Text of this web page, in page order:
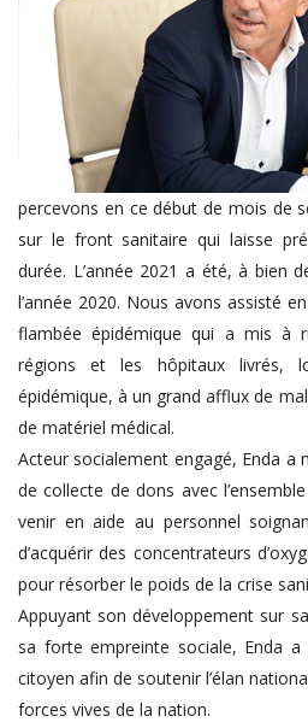
percevons en ce début de mois de
sur le front sanitaire qui laisse
durée. L’année 2021 a été, à bien
l’année 2020. Nous avons assisté
flambée épidémique qui a mis à
régions et les hôpitaux livrés,
épidémique, à un grand afflux de
de matériel médical.
Acteur socialement engagé, Enda a
de collecte de dons avec
venir en aide au personnel
d’acquérir des concentrateurs
pour résorber le poids de la crise
Appuyant son développement sur
sa forte empreinte sociale, Enda
citoyen afin de soutenir l’élan
forces vives de la nation.